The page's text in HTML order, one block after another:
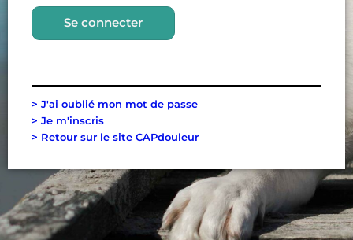
Se connecter
> J'ai oublié mon mot de passe
> Je m'inscris
> Retour sur le site CAPdouleur